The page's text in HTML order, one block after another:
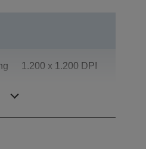
1.200 x 1.200 DPI